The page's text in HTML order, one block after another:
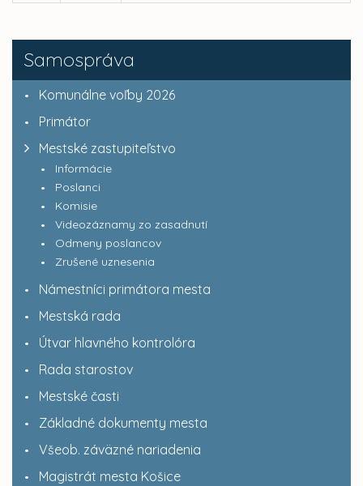
Samospráva
Komunálne voľby 2026
Primátor
Mestské zastupiteľstvo
Informácie
Poslanci
Komisie
Videozáznamy zo zasadnutí
Odmeny poslancov
Zrušené uznesenia
Námestníci primátora mesta
Mestská rada
Útvar hlavného kontrolóra
Rada starostov
Mestské časti
Základné dokumenty mesta
Všeob. záväzné nariadenia
Magistrát mesta Košice